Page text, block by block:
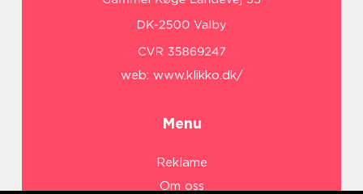
web: www.klikko.dk/
Menu
Reklame
Om oss